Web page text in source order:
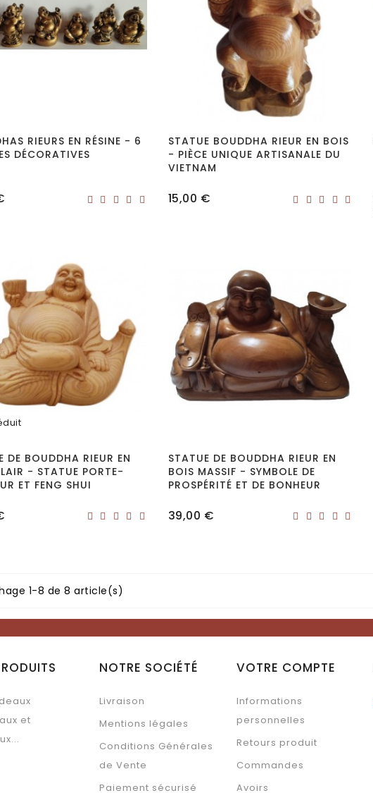
RIEURS EN RÉSINE - 6
DÉCORATIVES
STATUE BOUDDHA RIEUR EN BOIS
- PIÈCE UNIQUE ARTISANALE DU
VIETNAM
Prix
15,00 €
DE BOUDDHA RIEUR EN
- STATUE PORTE-
ET FENG SHUI
STATUE DE BOUDDHA RIEUR EN
BOIS MASSIF - SYMBOLE DE
PROSPÉRITÉ ET DE BONHEUR
Prix
39,00 €
1-8 de 8 article(s)
et
NOTRE SOCIÉTÉ
Livraison
Mentions légales
Conditions Générales
de Vente
Paiement sécurisé
VOTRE COMPTE
Informations
personnelles
Retours produit
Commandes
Avoirs